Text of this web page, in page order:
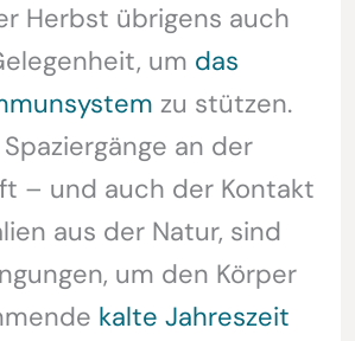
Herbst übrigens auch
um das
zu stützen.
an der
– und auch der Kontakt
aus der Natur, sind
um den Körper
kalte Jahreszeit